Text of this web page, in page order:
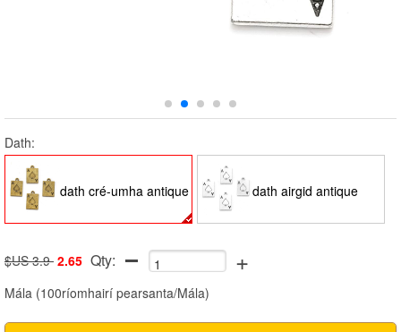
Dath:
dath cré-umha antique dath airgid antique
$US 3.9 2.65 Qty: +
Mála (100ríomhairí pearsanta/Mála)